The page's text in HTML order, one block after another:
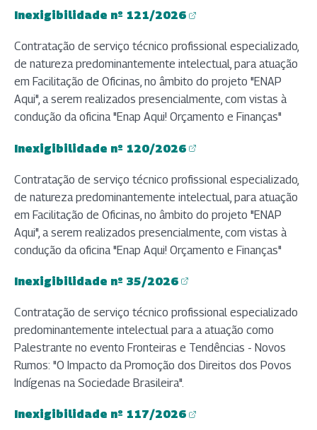
Inexigibilidade nº 121/2026
(abre em nova aba)
Contratação de serviço técnico profissional especializado,
de natureza predominantemente intelectual, para atuação
em Facilitação de Oficinas, no âmbito do projeto "ENAP
Aqui", a serem realizados presencialmente, com vistas à
condução da oficina "Enap Aqui! Orçamento e Finanças"
Inexigibilidade nº 120/2026
(abre em nova aba)
Contratação de serviço técnico profissional especializado,
de natureza predominantemente intelectual, para atuação
em Facilitação de Oficinas, no âmbito do projeto "ENAP
Aqui", a serem realizados presencialmente, com vistas à
condução da oficina "Enap Aqui! Orçamento e Finanças"
Inexigibilidade nº 35/2026
(abre em nova aba)
Contratação de serviço técnico profissional especializado
predominantemente intelectual para a atuação como
Palestrante no evento Fronteiras e Tendências - Novos
Rumos: "O Impacto da Promoção dos Direitos dos Povos
Indígenas na Sociedade Brasileira".
Inexigibilidade nº 117/2026
(abre em nova aba)